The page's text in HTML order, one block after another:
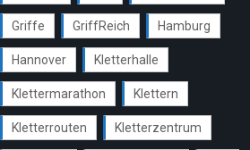
Griffe GriffReich Hamburg
Hannover Kletterhalle
Klettermarathon Klettern
Kletterrouten Kletterzentrum